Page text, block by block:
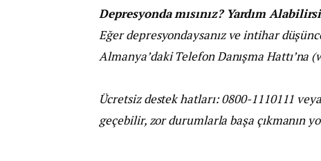
Depresyonda mısınız? Yardım
Eğer depresyondaysanız ve intihar
Almanya’daki Telefon Danışma
Ücretsiz destek hatları: 0800-1110111
geçebilir, zor durumlarla başa çıkmanın